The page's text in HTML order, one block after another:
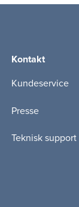
Kontakt
Kundeservice
Presse
Teknisk support